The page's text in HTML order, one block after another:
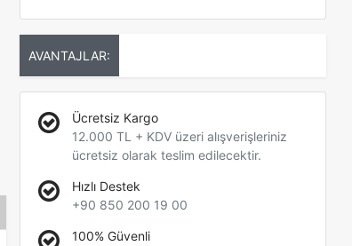
AVANTAJLAR:
Ücretsiz Kargo
12.000 TL + KDV üzeri alışverişleriniz
ücretsiz olarak teslim edilecektir.
Hızlı Destek
+90 850 200 19 00
100% Güvenli